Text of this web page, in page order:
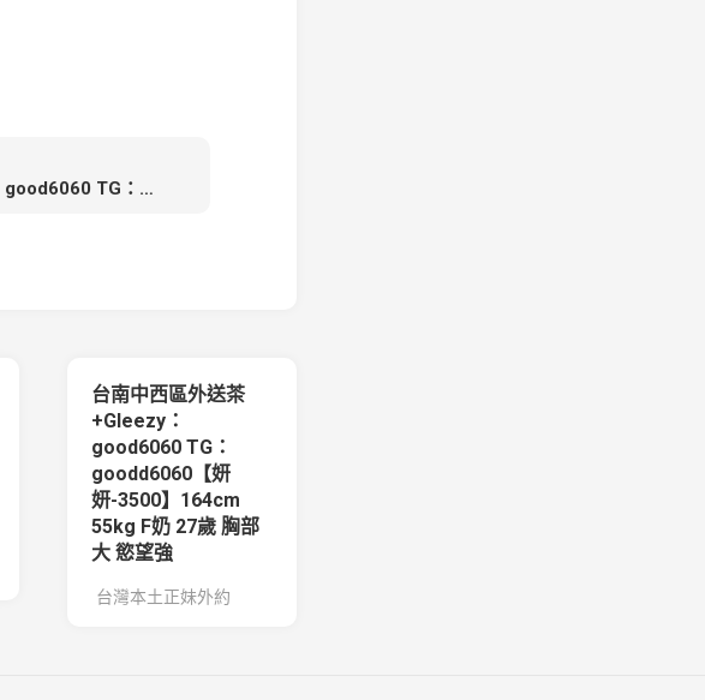
高雄鳳山外送茶+Gleezy：good6060 TG：good6060【秋雨】163cm C+cup 46kg 27歲 風騷嫵媚有氣質
台南中西區外送茶
+Gleezy：
good6060 TG：
goodd6060【妍
妍-3500】164cm
55kg F奶 27歲 胸部
大 慾望強
台灣本土正妹外約